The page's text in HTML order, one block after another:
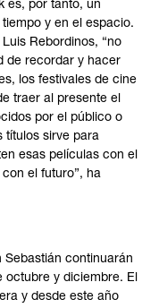
es, por tanto, un
y en el espacio.
Rebordinos, “no
de recordar y hacer
los festivales de cine
traer al presente el
por el público o
títulos sirve para
esas películas con el
el futuro”, ha
Sebastián continuarán
y diciembre. El
y desde este año